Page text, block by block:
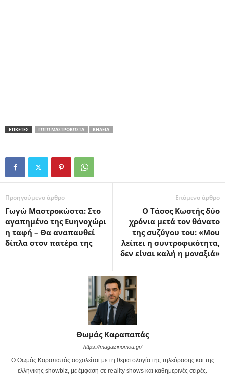
ΕΤΙΚΕΤΕΣ ΓΩΓΏ ΜΑΣΤΡΟΚΏΣΤΑ ΚΗΔΕΊΑ
Προηγούμενο άρθρο
Γωγώ Μαστροκώστα: Στο
αγαπημένο της Ευηνοχώρι
η ταφή – Θα αναπαυθεί
δίπλα στον πατέρα της
Επόμενο άρθρο
Ο Τάσος Κωστής δύο
χρόνια μετά τον θάνατο
της συζύγου του: «Μου
λείπει η συντροφικότητα,
δεν είναι καλή η μοναξιά»
Θωμάς Καραπαπάς
https://magazinomou.gr/
Ο Θωμάς Καραπαπάς ασχολείται με τη θεματολογία της τηλεόρασης και της
ελληνικής showbiz, με έμφαση σε reality shows και καθημερινές σειρές.